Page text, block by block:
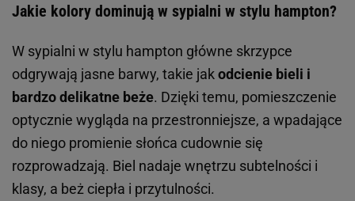
Jakie kolory dominują w sypialni w stylu hampton?
W sypialni w stylu hampton główne skrzypce
odgrywają jasne barwy, takie jakodcienie bieli i
bardzo delikatne beże. Dzięki temu, pomieszczenie
optycznie wygląda na przestronniejsze, a wpadające
do niego promienie słońca cudownie się
rozprowadzają. Biel nadaje wnętrzu subtelności i
klasy, a beż ciepła i przytulności.